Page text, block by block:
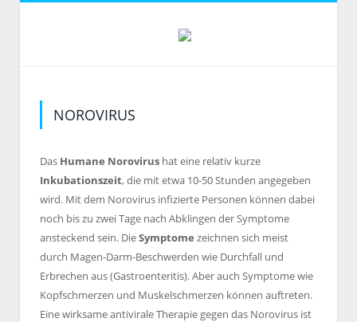
NOROVIRUS
Das Humane Norovirus hat eine relativ kurze
Inkubationszeit, die mit etwa 10-50 Stunden angegeben
wird. Mit dem Norovirus infizierte Personen können dabei
noch bis zu zwei Tage nach Abklingen der Symptome
ansteckend sein. DieSymptome zeichnen sich meist
durch Magen-Darm-Beschwerden wie Durchfall und
Erbrechen aus (Gastroenteritis). Aber auch Symptome wie
Kopfschmerzen und Muskelschmerzen können auftreten.
Eine wirksame antivirale Therapie gegen das Norovirus ist